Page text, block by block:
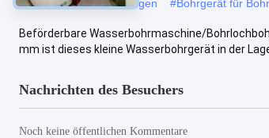
Ausrüstung für Bohrungen #Bohrgerät für
Beförderbare Wasserbohrmaschine/
mm ist dieses kleine Wasserbohrgerät in der
Nachrichten des Besuchers
Noch keine öffentlichen Kommentare